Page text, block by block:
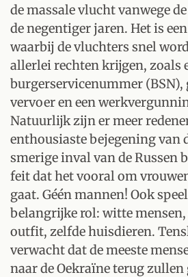
de massale vlucht vanwege
de negentiger jaren. Het is
waarbij de vluchters snel
allerlei rechten krijgen, zoals
burgerservicenummer
vervoer en een
Natuurlijk zijn er meer
enthousiaste bejegening van
smerige inval van de Russen
feit dat het vooral om
gaat. Géén mannen! Ook
belangrijke rol: witte
outfit, zelfde huisdieren.
verwacht dat de meeste
naar de Oekraïne terug zullen